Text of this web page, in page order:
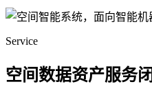
Service
空间数据资产服务